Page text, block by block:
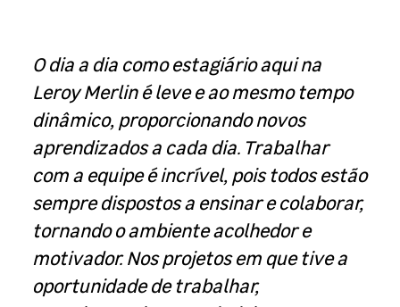
O dia a dia como estagiário aqui na
Leroy Merlin é leve e ao mesmo tempo
dinâmico, proporcionando novos
aprendizados a cada dia. Trabalhar
com a equipe é incrível, pois todos estão
sempre dispostos a ensinar e colaborar,
tornando o ambiente acolhedor e
motivador. Nos projetos em que tive a
oportunidade de trabalhar,